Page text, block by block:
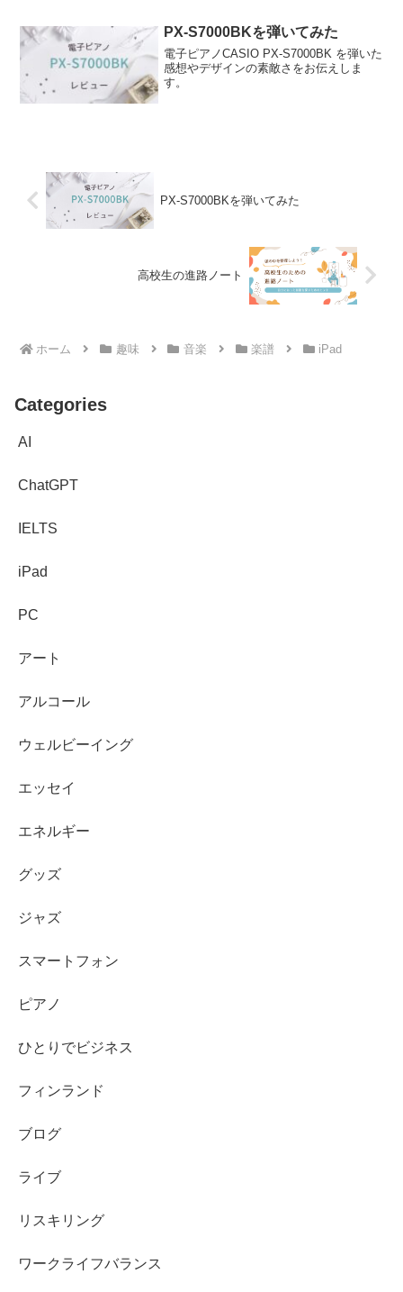
トで紹介している商品・サ...
PX-S7000BKを弾いてみた
電子ピアノCASIO PX-S7000BK を弾いた
感想やデザインの素敵さをお伝えしま
す。
PX-S7000BKを弾いてみた
高校生の進路ノート
ホーム 趣味 音楽 楽譜 iPad
Categories
AI
ChatGPT
IELTS
iPad
PC
アート
アルコール
ウェルビーイング
エッセイ
エネルギー
グッズ
ジャズ
スマートフォン
ピアノ
ひとりでビジネス
フィンランド
ブログ
ライブ
リスキリング
ワークライフバランス